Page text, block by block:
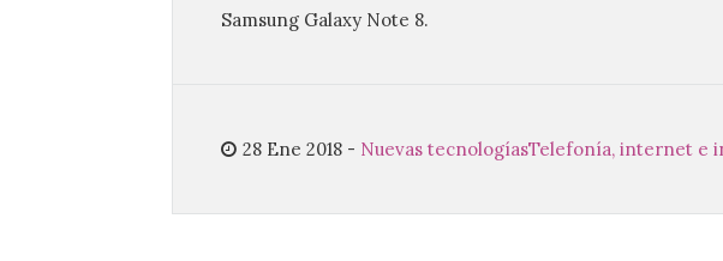
Samsung Galaxy Note 8.
28 Ene 2018 - Nuevas tecnologíasTelefonía, internet e